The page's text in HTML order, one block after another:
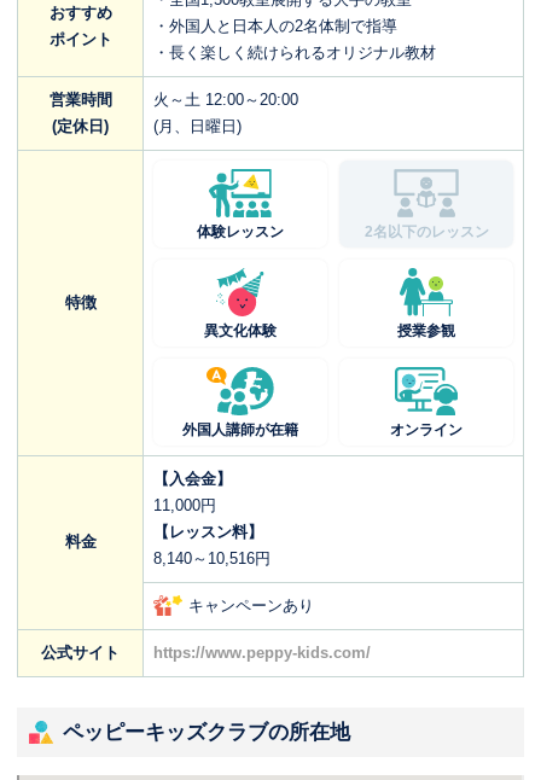
おすすめ
ポイント
・外国人と日本人の2名体制で指導
・長く楽しく続けられるオリジナル教材
営業時間
(定休日)
火～土 12:00～20:00
(月、日曜日)
特徴
体験レッスン 2名以下のレッスン
異文化体験 授業参観
外国人講師が在籍 オンライン
料金
【入会金】
11,000円
【レッスン料】
8,140～10,516円
キャンペーンあり
公式サイト https://www.peppy-kids.com/
ペッピーキッズクラブの所在地